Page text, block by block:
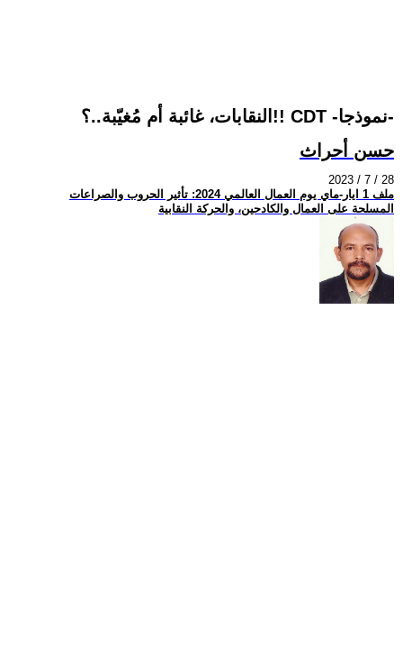
النقابات، غائبة أم مُغيّبة..؟!! CDT -نموذجا-
حسن أحراث
2023 / 7 / 28
ملف 1 ايار-ماي يوم العمال العالمي 2024: تأثير الحروب والصراعات
المسلحة على العمال والكادحين، والحركة النقابية